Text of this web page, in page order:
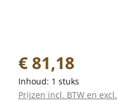
Normale prijs:
€ 81,18
Inhoud: 1 stuks
Prijzen incl. BTW en